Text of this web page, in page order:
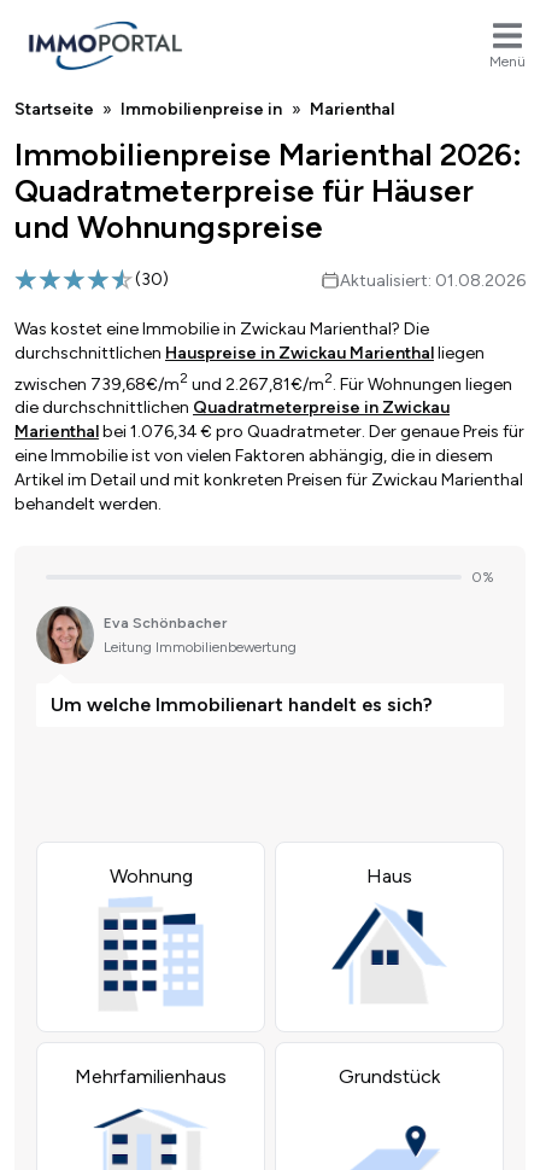
Menü
Breadcrumb
Startseite Immobilienpreise in Marienthal
Immobilienpreise Marienthal 2026:
Quadratmeterpreise für Häuser
und Wohnungspreise
(30) Aktualisiert: 01.08.2026
Was kostet eine Immobilie in Zwickau Marienthal? Die
durchschnittlichen Hauspreise in Zwickau Marienthalliegen
zwischen 739,68€/m2 und 2.267,81€/m2. Für Wohnungen liegen
die durchschnittlichen Quadratmeterpreise in Zwickau
Marienthalbei 1.076,34 € pro Quadratmeter. Der genaue Preis für
eine Immobilie ist von vielen Faktoren abhängig, die in diesem
Artikel im Detail und mit konkreten Preisen für Zwickau Marienthal
behandelt werden.